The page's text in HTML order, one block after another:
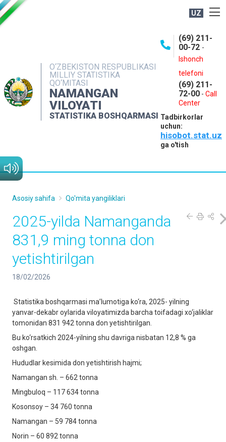
UZ
O‘ZBEKISTON RESPUBLIKASI
MILLIY STATISTIKA
QO‘MITASI
NAMANGAN
VILOYATI
STATISTIKA BOSHQARMASI
(69) 211-
00-72 -
Ishonch
telefoni
(69) 211-
72-00 - Call
Center
Tadbirkorlar
uchun:
hisobot.stat.uz
ga o'tish
NASHRLAR
INTERAKTIV XIZMATLAR
MATBUOT XIZMATI
MUROJAATLAR
Asosiy sahifa Qo'mita yangiliklari
2025-yilda Namanganda
831,9 ming tonna don
yetishtirilgan
18/02/2026
Statistika boshqarmasi ma’lumotiga ko‘ra, 2025- yilning
yanvar-dekabr oylarida viloyatimizda barcha toifadagi xo‘jaliklar
tomonidan 831 942 tonna don yetishtirilgan.
Bu ko‘rsatkich 2024-yilning shu davriga nisbatan 12,8 % ga
oshgan.
Hududlar kesimida don yetishtirish hajmi;
Namangan sh. – 662 tonna
Mingbuloq – 117 634 tonna
Kosonsoy – 34 760 tonna
Namangan – 59 784 tonna
Norin – 60 892 tonna